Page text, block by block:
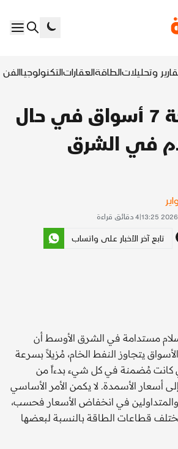
وتحليلاتالطاقةالعقاراتالتكنولوجياالفن
يجب متابعة 7 أسواق في حال
في الشرق
|
4 دقائق قراءة
تابع آخر الأخبار على واتساب
مستدامة في الشرق الأوسط أن
يتجاوز النفط الخام، مُزيلاً بسرعة
كانت مُضمنة في كل شيء بدءاً من
أسعار الأسمدة. لا يكمن الأمر الأساسي
في انخفاض الأسعار فحسب،
قطاعات الطاقة بالنسبة لبعضها